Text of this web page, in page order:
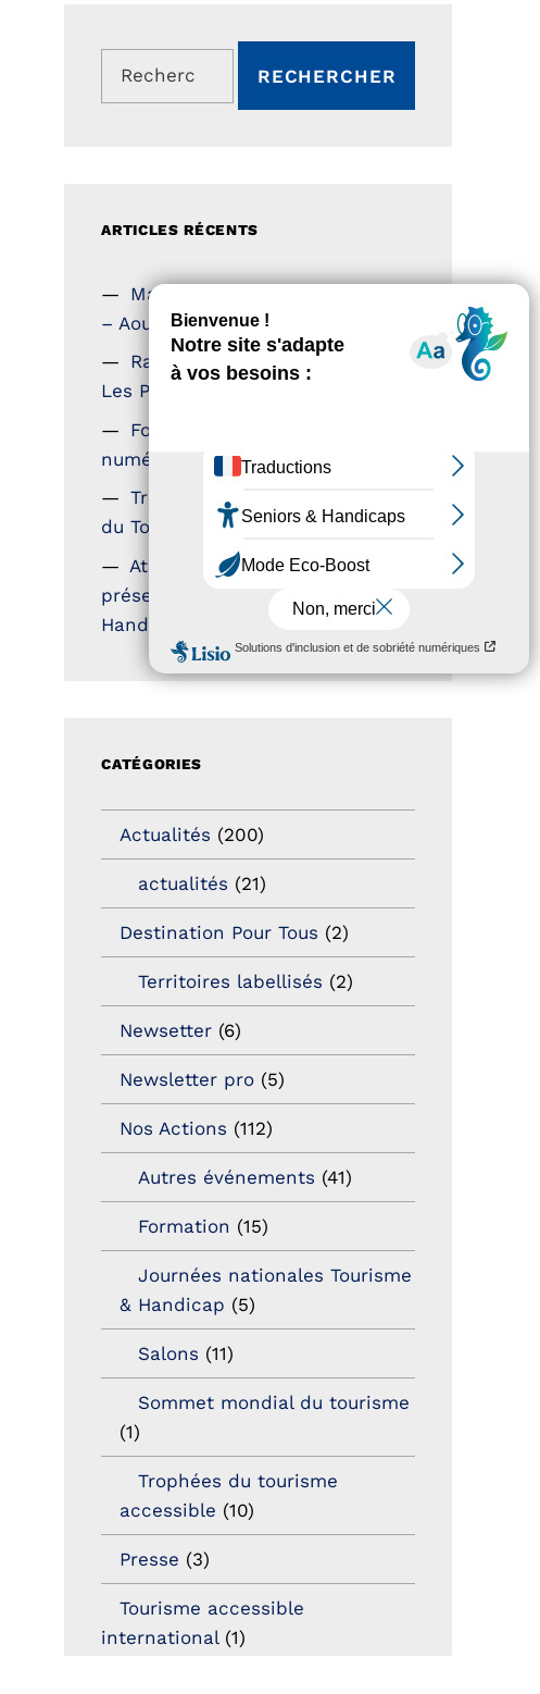
Rechercher :
ARTICLES RÉCENTS
Magazine Tourisme Accessible
– Aout 2026
Rallye Aicha des Gazelles –
Les Petillantes
Formation Communication
numérique
Trophées Horizons – Acteurs
du Tourisme Durable
Atout France – flyer
présentation label Tourisme &
Handicap
CATÉGORIES
Actualités (200)
actualités (21)
Destination Pour Tous (2)
Territoires labellisés (2)
Newsetter (6)
Newsletter pro (5)
Nos Actions (112)
Autres événements (41)
Formation (15)
Journées nationales Tourisme
& Handicap (5)
Salons (11)
Sommet mondial du tourisme
(1)
Trophées du tourisme
accessible (10)
Presse (3)
Tourisme accessible
international(1)